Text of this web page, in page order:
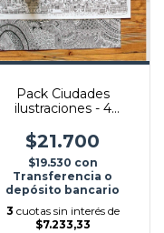
Pack Ciudades
ilustraciones - 4
$21.700
$19.530 con
Transferencia o
depósito bancario
3 cuotas sin interés de
$7.233,33